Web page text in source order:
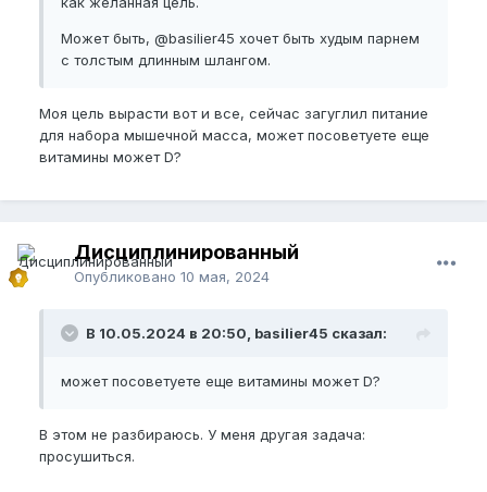
Может быть, @basilier45 хочет быть худым парнем
с толстым длинным шлангом.
Моя цель вырасти вот и все, сейчас загуглил питание
для набора мышечной масса, может посоветуете еще
витамины может D?
Дисциплинированный
Опубликовано 10 мая, 2024
В 10.05.2024 в 20:50, basilier45 сказал:
может посоветуете еще витамины может D?
В этом не разбираюсь. У меня другая задача:
просушиться.